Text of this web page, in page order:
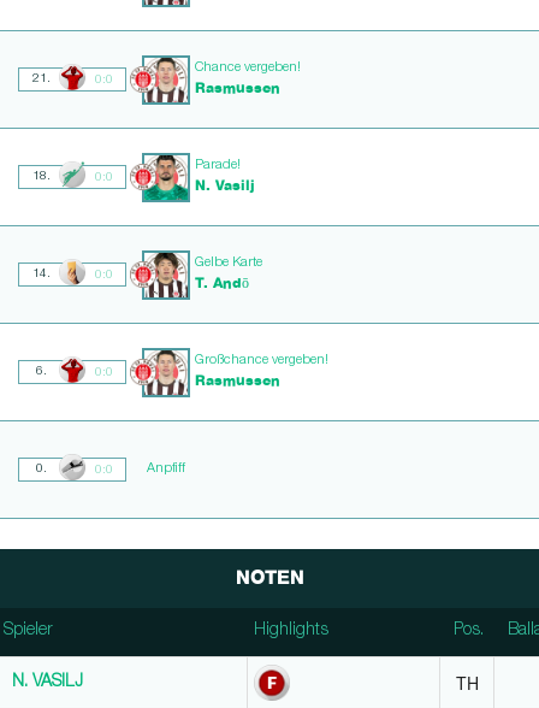
21. 0:0
Chance vergeben!
Rasmussen
18. 0:0
Parade!
N. Vasilj
14. 0:0
Gelbe Karte
T. Andō
6. 0:0
Großchance vergeben!
Rasmussen
0. 0:0 Anpfiff
NOTEN
Spieler Highlights Pos.
Highlights
N. VASILJ
TH
Spieler
N. VASILJ